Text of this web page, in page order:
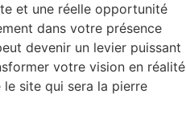
et une réelle opportunité
dans votre présence
devenir un levier puissant
votre vision en réalité
site qui sera la pierre